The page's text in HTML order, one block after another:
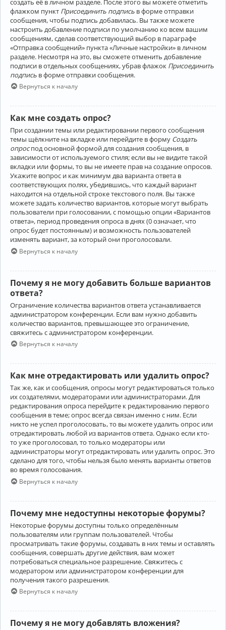
флажком пункт Присоединить подпись в форме отправки
сообщения, чтобы подпись добавилась. Вы также можете
настроить добавление подписи по умолчанию ко всем вашим
сообщениям, сделав соответствующий выбор в параграфе
«Отправка сообщений» пункта «Личные настройки» в личном
разделе. Несмотря на это, вы сможете отменить добавление
подписи в отдельных сообщениях, убрав флажок Присоединить
подпись в форме отправки сообщения.
Вернуться к началу
Как мне создать опрос?
При создании темы или редактировании первого сообщения
темы щёлкните на вкладке или перейдите в форму Создать
опроспод основной формой для создания сообщения, в
зависимости от используемого стиля; если вы не видите такой
вкладки или формы, то вы не имеете прав на создание опросов.
Укажите вопрос и как минимум два варианта ответа в
соответствующих полях, убедившись, что каждый вариант
находится на отдельной строке текстового поля. Вы также
можете задать количество вариантов, которые могут выбрать
пользователи при голосовании, с помощью опции «Вариантов
ответа», период проведения опроса в днях (0 означает, что
опрос будет постоянным) и возможность пользователей
изменять вариант, за который они проголосовали.
Вернуться к началу
Почему я не могу добавить больше вариантов
ответа?
Ограничение количества вариантов ответа устанавливается
администратором конференции. Если вам нужно добавить
количество вариантов, превышающее это ограничение,
свяжитесь с администратором конференции.
Вернуться к началу
Как мне отредактировать или удалить опрос?
Так же, как и сообщения, опросы могут редактироваться только
их создателями, модераторами или администраторами. Для
редактирования опроса перейдите к редактированию первого
сообщения в теме; опрос всегда связан именно с ним. Если
никто не успел проголосовать, то вы можете удалить опрос или
отредактировать любой из вариантов ответа. Однако если кто-
то уже проголосовал, то только модераторы или
администраторы могут отредактировать или удалить опрос. Это
сделано для того, чтобы нельзя было менять варианты ответов
во время голосования.
Вернуться к началу
Почему мне недоступны некоторые форумы?
Некоторые форумы доступны только определённым
пользователям или группам пользователей. Чтобы
просматривать такие форумы, создавать в них темы и оставлять
сообщения, совершать другие действия, вам может
потребоваться специальное разрешение. Свяжитесь с
модератором или администратором конференции для
получения такого разрешения.
Вернуться к началу
Почему я не могу добавлять вложения?